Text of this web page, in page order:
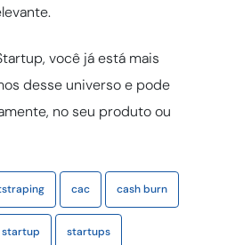
você já está mais
desse universo e pode
no seu produto ou
cac cash burn
startup startups